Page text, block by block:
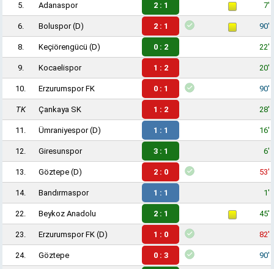
5. Adanaspor 2 : 1 7'
6. Boluspor(D) 2 : 1 90'
8. Keçiörengücü (D) 0 : 2 22'
9. Kocaelispor 1 : 2 20'
10. Erzurumspor FK 0 : 1 90'
TK Çankaya SK 1 : 2 28'
11. Ümraniyespor(D) 1 : 1 16'
12. Giresunspor 3 : 1 6'
13. Göztepe (D) 2 : 0 53'
14. Bandırmaspor 1 : 1 1'
22. Beykoz Anadolu 2 : 1 45'
23. Erzurumspor FK (D) 1 : 0 82'
24. Göztepe 0 : 3 90'